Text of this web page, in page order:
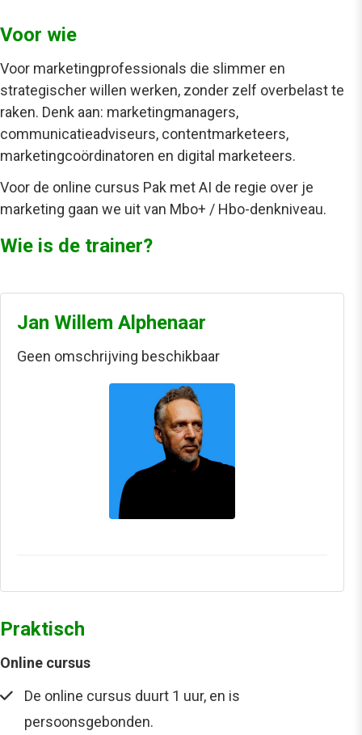
Voor wie
Voor marketingprofessionals die slimmer en
strategischer willen werken, zonder zelf overbelast te
raken. Denk aan: marketingmanagers,
communicatieadviseurs, contentmarketeers,
marketingcoördinatoren en digital marketeers.
Voor de online cursus Pak met AI de regie over je
marketing gaan we uit van Mbo+ / Hbo-denkniveau.
Wie is de trainer?
Jan Willem Alphenaar
Geen omschrijving beschikbaar
Praktisch
Online cursus
De online cursus duurt 1 uur, en is
persoonsgebonden.